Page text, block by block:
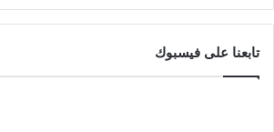
تابعنا على فيسبوك